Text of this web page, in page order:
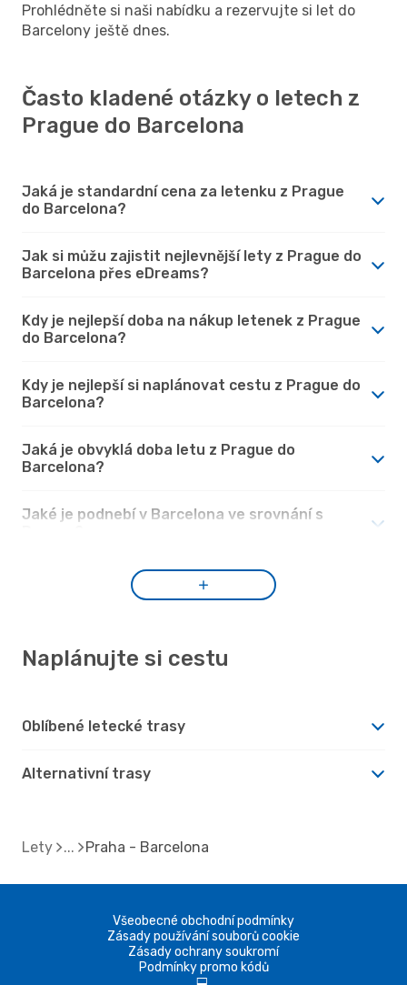
Prohlédněte si naši nabídku a rezervujte si let do
Barcelony ještě dnes.
Často kladené otázky o letech z
Prague do Barcelona
Jaká je standardní cena za letenku z Prague
do Barcelona?
Jak si můžu zajistit nejlevnější lety z Prague do
Barcelona přes eDreams?
Kdy je nejlepší doba na nákup letenek z Prague
do Barcelona?
Kdy je nejlepší si naplánovat cestu z Prague do
Barcelona?
Jaká je obvyklá doba letu z Prague do
Barcelona?
Jaké je podnebí v Barcelona ve srovnání s
Naplánujte si cestu
Oblíbené letecké trasy
Alternativní trasy
Lety Praha - Barcelona
Všeobecné obchodní podmínky
Zásady používání souborů cookie
Zásady ochrany soukromí
Podmínky promo kódů